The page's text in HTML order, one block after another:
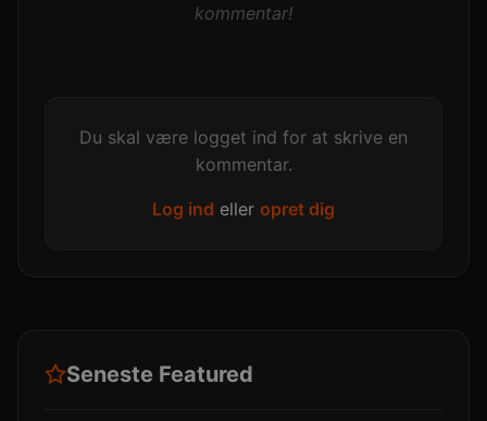
kommentar!
Du skal være logget ind for at skrive en
kommentar.
Log ind eller opret dig
Seneste Featured